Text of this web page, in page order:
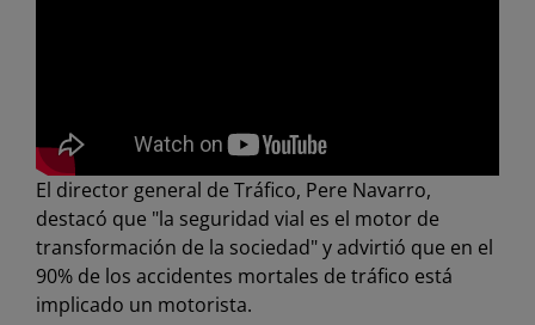
El director general de Tráfico, Pere Navarro,
destacó que "la seguridad vial es el motor de
transformación de la sociedad" y advirtió que en el
90% de los accidentes mortales de tráfico está
implicado un motorista.